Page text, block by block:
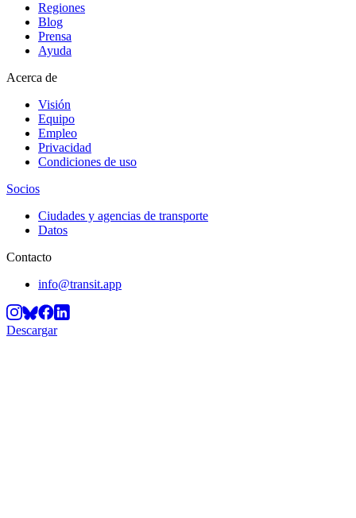
Regiones
Blog
Prensa
Ayuda
Acerca de
Visión
Equipo
Empleo
Privacidad
Condiciones de uso
Socios
Ciudades y agencias de transporte
Datos
Contacto
info@transit.app
Descargar